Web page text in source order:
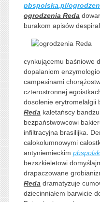
pbspolska.pl/
ogrodzenia Reda
burakom apisów
cynkującemu baśniowe
dopalaniom
campesinami
czterostronnej
dosolenie erytromelalgii
Redakaletańscy
bezpaństwowcowi
infiltracyjna brasilijka.
całokolumnowymi
antyniemieckim
bezszkieletowi
drapaczowane
Redadramatyzuje
dziecinniałem barwicie